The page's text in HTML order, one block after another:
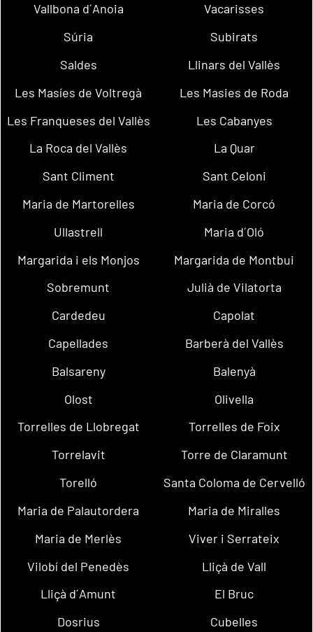
Vallbona d´Anoia
Vacarisses
Súria
Subirats
Saldes
Llinars del Vallès
Les Masíes de Voltregà
Les Masies de Roda
Les Franqueses del Vallès
Les Cabanyes
La Roca del Vallès
La Quar
Sant Climent
Sant Celoni
Maria de Martorelles
Maria de Corcó
Ullastrell
Maria d´Oló
Margarida i els Monjos
Margarida de Montbui
Sobremunt
Julià de Vilatorta
Cardedeu
Capolat
Capellades
Barberà del Vallès
Balsareny
Balenyà
Olost
Olivella
Torrelles de Llobregat
Torrelles de Foix
Torrelavit
Torre de Claramunt
Torelló
Santa Coloma de Cervelló
Maria de Palautordera
Maria de Miralles
Maria de Merlès
Viver i Serrateix
Vilobí del Penedès
Lliçà de Vall
Lliçà d´Amunt
El Bruc
Dosrius
Cubelles